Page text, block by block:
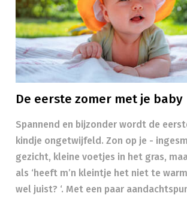
De eerste zomer met je baby
Spannend en bijzonder wordt de
kindje ongetwijfeld. Zon op je -
gezicht, kleine voetjes in het gras,
als ‘heeft m’n kleintje het niet te
wel juist? ‘. Met een paar